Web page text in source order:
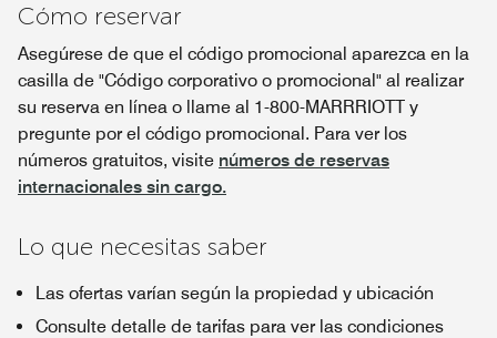
Cómo reservar
Asegúrese de que el código promocional aparezca en la
casilla de "Código corporativo o promocional" al realizar
su reserva en línea o llame al 1-800-MARRRIOTT y
pregunte por el código promocional. Para ver los
números gratuitos, visite números de reservas
internacionales sin cargo.
Lo que necesitas saber
Las ofertas varían según la propiedad y ubicación
Consulte detalle de tarifas para ver las condiciones